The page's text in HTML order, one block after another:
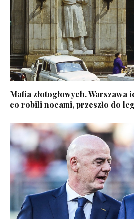
Mafia złotogłowych. Warszawa
co robili nocami, przeszło do